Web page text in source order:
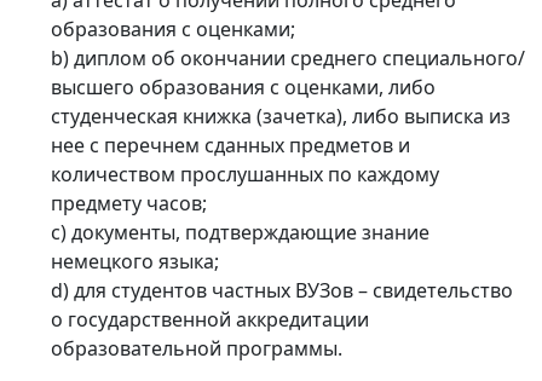
образования с оценками;
b) диплом об окончании среднего специального/
высшего образования с оценками, либо
студенческая книжка (зачетка), либо выписка из
нее с перечнем сданных предметов и
количеством прослушанных по каждому
предмету часов;
c) документы, подтверждающие знание
немецкого языка;
d) для студентов частных ВУЗов – свидетельство
о государственной аккредитации
образовательной программы.